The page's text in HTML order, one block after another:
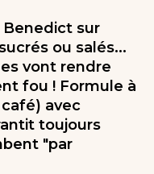
sur
ou salés...
vont rendre
fou ! Formule à
avec
toujours
"par